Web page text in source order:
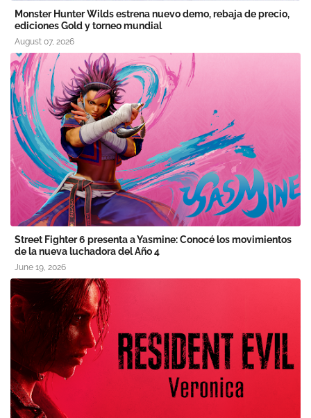
Monster Hunter Wilds estrena nuevo demo, rebaja de precio,
ediciones Gold y torneo mundial
August 07, 2026
Street Fighter 6 presenta a Yasmine: Conocé los movimientos
de la nueva luchadora del Año 4
June 19, 2026